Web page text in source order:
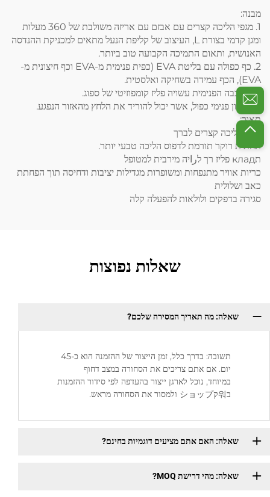
מבנה:
1. מגפי הליכה קצרים עם אבזם
עם אריזה משולבת של 360 מעלות
ומגן קדמי בצורת L, העיצוב של קליפת הנעל מתאים למכניקת ההנדסה
האנושית, ותאום התמיכה הקבועה טוב ביותר.
2. כף כפולה עם בליטת EVA (כפית פנימית מ-EVA וכף חיצונית מ-
EVA), הכף עמידה בשחיקה ואלסטית.
3. השכבה הפנימית עשויה פליז קומפוזיטי של ספוג.
4. כבלון פנימי כפול, אשר יכול להוריד את הלחץ מהאזור הנפגע.
תֵאוּר:
מגפי הליכה קצרים לברך
תחתית רוקר תורמת לדפוס הליכה טבעי יותר.
תклад פליז רך לراיה מירבית למטופל
כריות אוויר מתנפחות ומשופרות מגדילות יציבות ודחיסה תוך הפחתת
כאב ושלולית
סגירה בדפקים ולולאות להפעלה קלה
שאלות נפוצות
שאלה: מה תאריך המסירה שלכם?
תשובה: בדרך כלל, זמן הייצור של ההזמנה הוא כ-45
יום. אם אתם צריכים את הסחורה במצב דחוף
במיוחד, נוכל לארגן ייצור בהעדפה לפי סידור ההזמנות
ב워קショップ ולמסור את הסחורה מראש.
שאלה: האם אתם מציעים דוגמיות בחינם?
שאלה: מהי דרישת MOQ?